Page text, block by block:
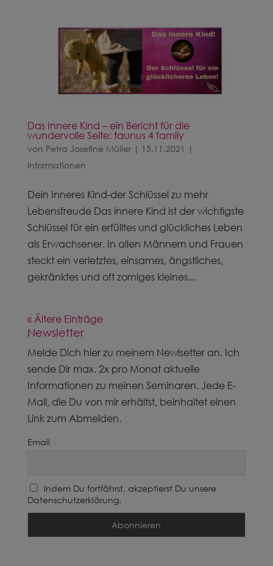
Das Innere Kind – ein Bericht für die
wundervolle Seite: taunus 4 family
von Petra Josefine Müller| 15.11.2021 |
Informationen
Dein Inneres Kind-der Schlüssel zu mehr
Lebensfreude Das innere Kind ist der wichtigste
Schlüssel für ein erfülltes und glückliches Leben
als Erwachsener. In allen Männern und Frauen
steckt ein verletztes, einsames, ängstliches,
gekränktes und oft zorniges kleines...
« Ältere Einträge
Newsletter
Melde Dich hier zu meinem Newlsetter an. Ich
sende Dir max. 2x pro Monat aktuelle
Informationen zu meinen Seminaren. Jede E-
Mail, die Du von mir erhältst, beinhaltet einen
Link zum Abmelden.
Email
Indem Du fortfährst, akzeptierst Du unsere
Datenschutzerklärung.